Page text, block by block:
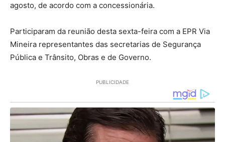
agosto, de acordo com a concessionária.
Participaram da reunião desta sexta-feira com a EPR Via
Mineira representantes das secretarias de Segurança
Pública e Trânsito, Obras e de Governo.
PUBLICIDADE